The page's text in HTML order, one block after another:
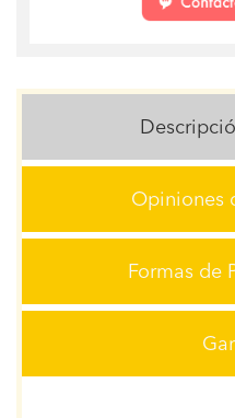
Opiniones
Formas de